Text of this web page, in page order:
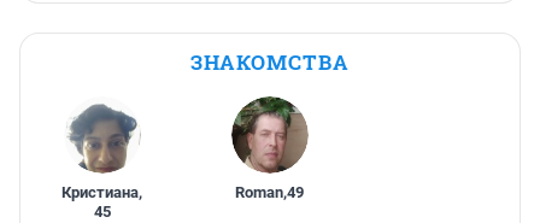
ЗНАКОМСТВА
Кристиана,
45
Roman,49